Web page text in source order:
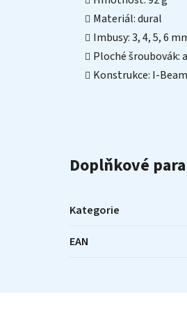
Materiál: dural
Imbusy: 3, 4, 5, 6
Ploché šroubovák:
Konstrukce: I-Beam
Doplňkové
Kategorie
EAN